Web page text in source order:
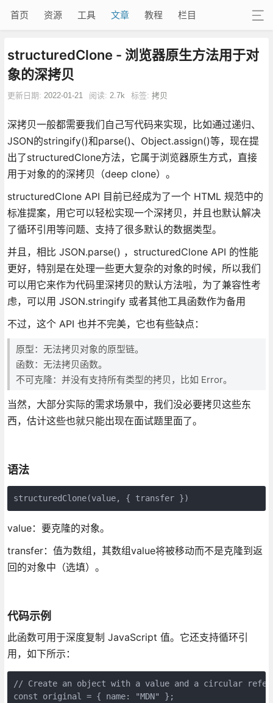
首页 资源 工具 文章 教程 栏目
structuredClone - 浏览器原生方法用于对
象的深拷贝
更新日期: 2022-01-21 阅读: 2.7k 标签: 拷贝
深拷贝一般都需要我们自己写代码来实现，比如通过递归、
JSON的stringify()和parse()、Object.assign()等，现在提
出了structuredClone方法，它属于浏览器原生方式，直接
用于对象的的深拷贝（deep clone）。
structuredClone API 目前已经成为了一个 HTML 规范中的
标准提案，用它可以轻松实现一个深拷贝，并且也默认解决
了循环引用等问题、支持了很多默认的数据类型。
并且，相比 JSON.parse() ，structuredClone API 的性能
更好，特别是在处理一些更大复杂的对象的时候，所以我们
可以用它来作为代码里深拷贝的默认方法啦，为了兼容性考
虑，可以用 JSON.stringify 或者其他工具函数作为备用
不过，这个 API 也并不完美，它也有些缺点：
原型：无法拷贝对象的原型链。
函数：无法拷贝函数。
不可克隆：并没有支持所有类型的拷贝，比如 Error。
当然，大部分实际的需求场景中，我们没必要拷贝这些东
西，估计这些也就只能出现在面试题里面了。
语法
structuredClone(value, { transfer })
value：要克隆的对象。
transfer：值为数组，其数组value将被移动而不是克隆到返
回的对象中（选填）。
代码示例
此函数可用于深度复制 JavaScript 值。它还支持循环引
用，如下所示：
// Create an object with a value and a circular
const original = { name: "MDN" };